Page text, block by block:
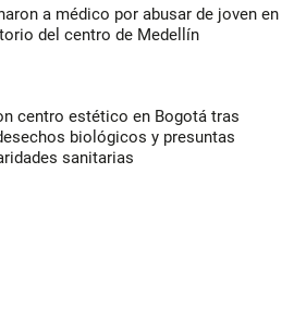
a médico por abusar de joven en
del centro de Medellín
centro estético en Bogotá tras
biológicos y presuntas
sanitarias